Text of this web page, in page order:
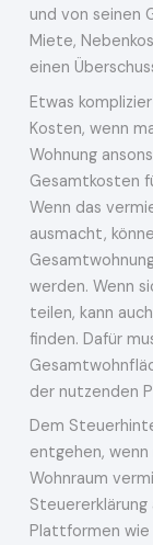
und von seinen
Miete,
einen
Etwas
Kosten, wenn
Wohnung
Gesamtkosten
Wenn das
ausmacht,
werden. Wenn
teilen, kann
finden. Dafür
der nutzenden
Dem
entgehen,
Wohnraum
Plattformen wie